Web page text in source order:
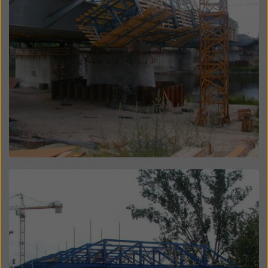
manière soient soumises à l'accès des autorités de
ces pays tiers à des fins de contrôle et de surveillance
et qu'il n'y ait pas de recours juridique efficace contre
cela. Vous pouvez rejeter tous les cookies nécessitant
un consentement en cliquant sur « Rejeter » ou en
ajustant vos
paramètres de cookiesen cliquant sur les
paramètres de cookies au bas de ce site web et en
utilisant les cases à cocher correspondantes. Vous
pouvez révoquer votre consentement à tout moment,
avec effet futur et sans indication de motif, en cliquant
surparamètres de cookies
au bas de ce site web.
Vous trouverez de plus amples informations sur nos
dans notre politique de confidentialité. Nous
vous offrons également la possibilité de sélectionner
vos cookies (paramètres avancés des cookies).